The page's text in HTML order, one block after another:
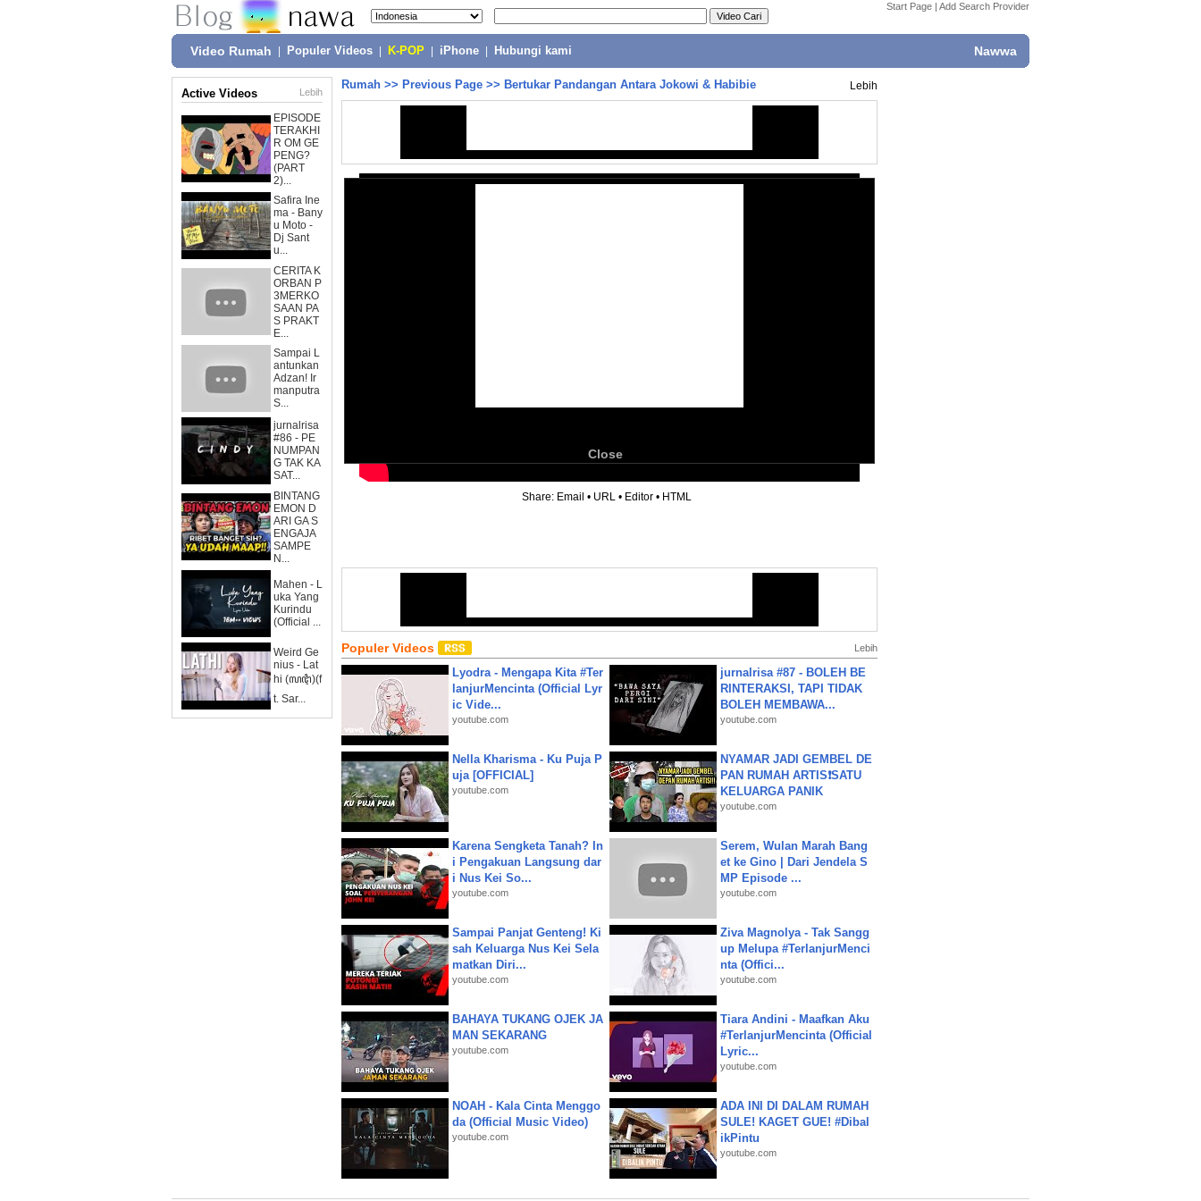
Start Page | Add Search Provider
Video Rumah Populer Videos K-POP iPhone Hubungi kami Nawwa
Active Videos Lebih
EPISODE
TERAKHI
R OM GE
PENG?
(PART
2)...
Safira Ine
ma - Bany
u Moto -
Dj Sant
u...
CERITA K
ORBAN P
3MERKO
SAAN PA
S PRAKT
E...
Sampai L
antunkan
Adzan! Ir
manputra
S...
jurnalrisa
#86 - PE
NUMPAN
G TAK KA
SAT...
BINTANG
EMON D
ARI GA S
ENGAJA
SAMPE
N...
Mahen - L
uka Yang
Kurindu
(Official ...
Weird Ge
nius - Lat
hi (ꦭꦛꦶ)(f
t. Sar...
Rumah >> Previous Page >> Bertukar Pandangan Antara Jokowi & Habibie Lebih
Close
Share: Email • URL • Editor • HTML
Populer Videos Lebih
Lyodra - Mengapa Kita #Ter
lanjurMencinta (Official Lyr
ic Vide...
youtube.com
jurnalrisa #87 - BOLEH BE
RINTERAKSI, TAPI TIDAK
BOLEH MEMBAWA...
youtube.com
Nella Kharisma - Ku Puja P
uja [OFFICIAL]
youtube.com
NYAMAR JADI GEMBEL DE
PAN RUMAH ARTIS❗SATU
KELUARGA PANIK
youtube.com
Karena Sengketa Tanah? In
i Pengakuan Langsung dar
i Nus Kei So...
youtube.com
Serem, Wulan Marah Bang
et ke Gino | Dari Jendela S
MP Episode ...
youtube.com
Sampai Panjat Genteng! Ki
sah Keluarga Nus Kei Sela
matkan Diri...
youtube.com
Ziva Magnolya - Tak Sangg
up Melupa #TerlanjurMenci
nta (Offici...
youtube.com
BAHAYA TUKANG OJEK JA
MAN SEKARANG
youtube.com
Tiara Andini - Maafkan Aku
#TerlanjurMencinta (Official
Lyric...
youtube.com
NOAH - Kala Cinta Menggo
da (Official Music Video)
youtube.com
ADA INI DI DALAM RUMAH
SULE! KAGET GUE! #Dibal
ikPintu
youtube.com